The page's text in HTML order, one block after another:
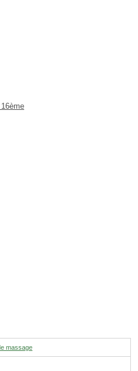
massage